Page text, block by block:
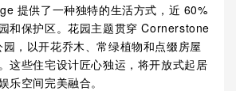
提供了一种独特的生活方式，近 60%
和保护区。花园主题贯穿 Cornerstone
，以开花乔木、常绿植物和点缀房屋
这些住宅设计匠心独运，将开放式起居
乐空间完美融合。